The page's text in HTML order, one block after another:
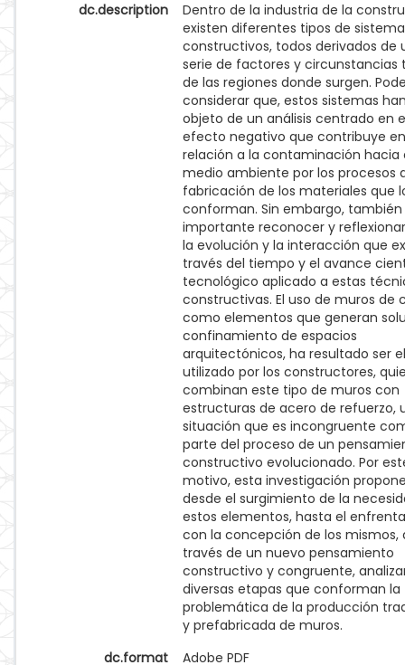
dc.description
Dentro de la industria de la
existen diferentes tipos de
constructivos, todos derivados de
serie de factores y circunstancias
de las regiones donde surgen.
considerar que, estos sistemas
objeto de un análisis centrado en
efecto negativo que contribuye en
relación a la contaminación hacia
medio ambiente por los procesos
fabricación de los materiales que
conforman. Sin embargo, también
importante reconocer y
la evolución y la interacción que
través del tiempo y el avance
tecnológico aplicado a estas
constructivas. El uso de muros de
como elementos que generan
confinamiento de espacios
arquitectónicos, ha resultado ser
utilizado por los constructores,
combinan este tipo de muros con
estructuras de acero de refuerzo,
situación que es incongruente
parte del proceso de un
constructivo evolucionado. Por
motivo, esta investigación
desde el surgimiento de la
estos elementos, hasta el
con la concepción de los mismos,
través de un nuevo pensamiento
constructivo y congruente,
diversas etapas que conforman la
problemática de la producción
y prefabricada de muros.
dc.format
Adobe PDF